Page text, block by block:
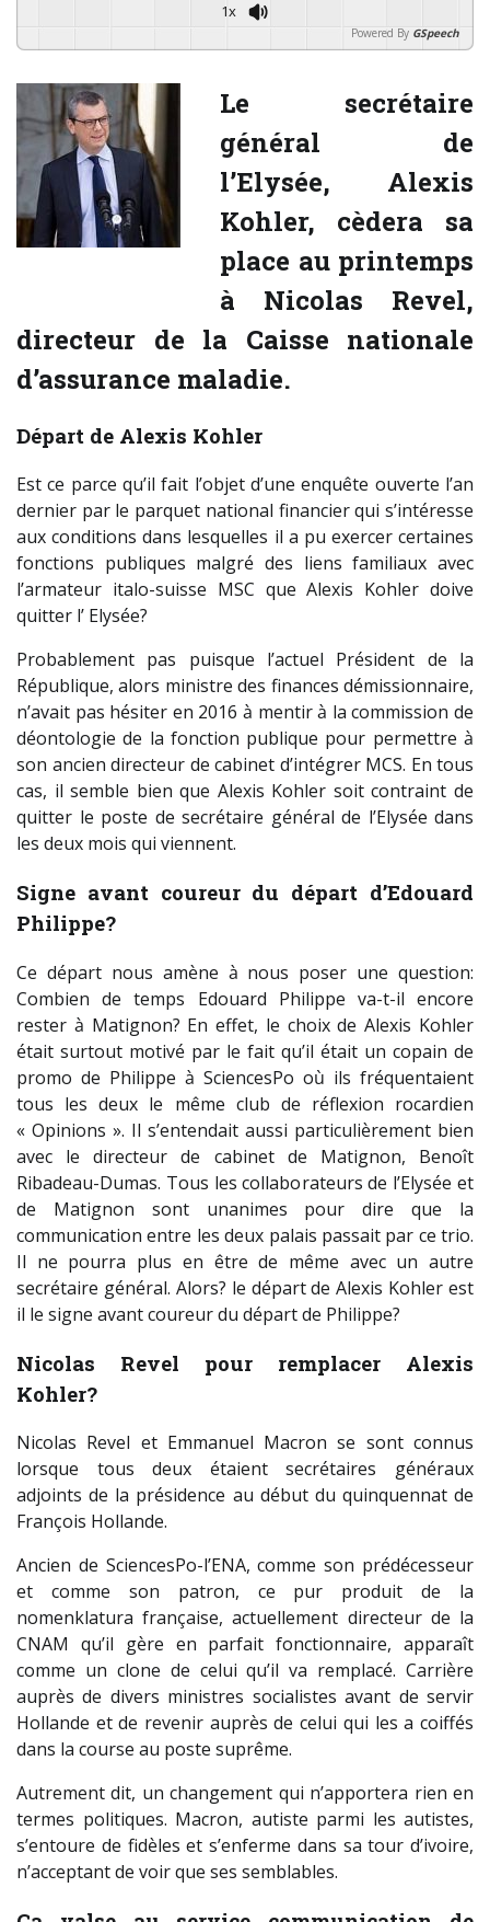
1x
Powered By GSpeech
Le secrétaire
général de
l’Elysée, Alexis
Kohler, cèdera sa
place au printemps
à Nicolas Revel,
directeur de la Caisse nationale
d’assurance maladie.
Départ de Alexis Kohler
Est ce parce qu’il fait l’objet d’une enquête ouverte l’an
dernier par le parquet national financier qui s’intéresse
aux conditions dans lesquelles il a pu exercer certaines
fonctions publiques malgré des liens familiaux avec
l’armateur italo-suisse MSC que Alexis Kohler doive
quitter l’ Elysée?
Probablement pas puisque l’actuel Président de la
République, alors ministre des finances démissionnaire,
n’avait pas hésiter en 2016 à mentir à la commission de
déontologie de la fonction publique pour permettre à
son ancien directeur de cabinet d’intégrer MCS. En tous
cas, il semble bien que Alexis Kohler soit contraint de
quitter le poste de secrétaire général de l’Elysée dans
les deux mois qui viennent.
Signe avant coureur du départ d’Edouard
Philippe?
Ce départ nous amène à nous poser une question:
Combien de temps Edouard Philippe va-t-il encore
rester à Matignon? En effet, le choix de Alexis Kohler
était surtout motivé par le fait qu’il était un copain de
promo de Philippe à SciencesPo où ils fréquentaient
tous les deux le même club de réflexion rocardien
« Opinions ». Il s’entendait aussi particulièrement bien
avec le directeur de cabinet de Matignon, Benoît
Ribadeau-Dumas. Tous les collaborateurs de l’Elysée et
de Matignon sont unanimes pour dire que la
communication entre les deux palais passait par ce trio.
Il ne pourra plus en être de même avec un autre
secrétaire général. Alors? le départ de Alexis Kohler est
il le signe avant coureur du départ de Philippe?
Nicolas Revel pour remplacer Alexis
Kohler?
Nicolas Revel et Emmanuel Macron se sont connus
lorsque tous deux étaient secrétaires généraux
adjoints de la présidence au début du quinquennat de
François Hollande.
Ancien de SciencesPo-l’ENA, comme son prédécesseur
et comme son patron, ce pur produit de la
nomenklatura française, actuellement directeur de la
CNAM qu’il gère en parfait fonctionnaire, apparaît
comme un clone de celui qu’il va remplacé. Carrière
auprès de divers ministres socialistes avant de servir
Hollande et de revenir auprès de celui qui les a coiffés
dans la course au poste suprême.
Autrement dit, un changement qui n’apportera rien en
termes politiques. Macron, autiste parmi les autistes,
s’entoure de fidèles et s’enferme dans sa tour d’ivoire,
n’acceptant de voir que ses semblables.